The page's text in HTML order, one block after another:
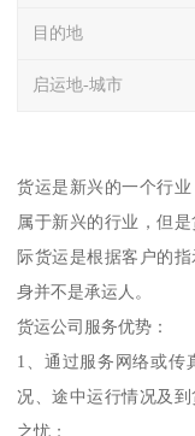
目的地
启运地-城市
货运是新兴的一个行
属于新兴的行业，但
际货运是根据客户的
身并不是承运人。
货运公司服务优势：
1、通过服务网络或传
况、途中运行情况及
之忧；